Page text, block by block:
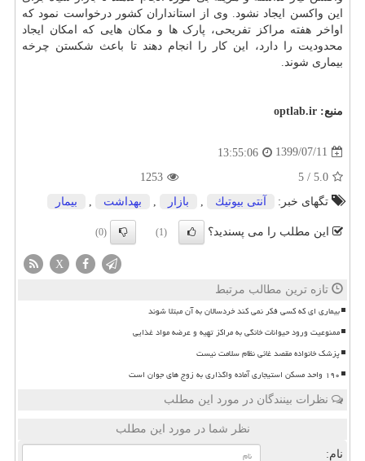
این واکسن ایجاد نشود. وی از استانداران کشور درخواست نمود که
اواخر هفته مراکز تفریحی، پارک ها و مکان هایی که امکان ایجاد
محدودیت را دارد، این کار را انجام دهند تا باعث شکستن چرخه
بیماری شوند.
منبع: optlab.ir
1399/07/11
13:55:06
5.0
/
5
1253
تگهای خبر:
آنتی بیوتیك بازار بهداشت بیمار
این مطلب را می پسندید؟ (1)
(0)
X
تازه ترین مطالب مرتبط
بیماری ای که کسی فکر نمی کند خردسالان به آن مبتلا شوند
ممنوعیت ورود حیوانات خانگی به مراکز تهیه و عرضه مواد غذایی
پزشک خانواده مقصد غائی نظام سلامت نیست
۱۹۰ واحد مسکن استیجاری آماده واگذاری به زوج های جوان است
نظرات بینندگان در مورد این مطلب
نظر شما در مورد این مطلب
نام: